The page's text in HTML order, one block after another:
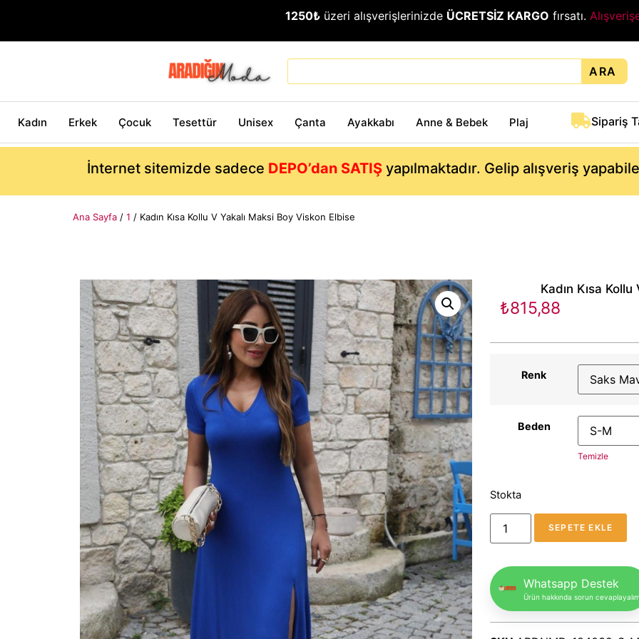
1250₺ üzeri alışverişlerinizde ÜCRETSİZ KARGO fırsatı.
ARA
Kadın Erkek Çocuk Tesettür Unisex Çanta Ayakkabı Anne & Bebek Plaj Sipariş
İnternet sitemizde sadece DEPO’dan SATIŞyapılmaktadır. Gelip alışveriş
Ana Sayfa / 1 / Kadın Kısa Kollu V Yakalı Maksi Boy Viskon Elbise
Kadın Kısa
₺815,88
Renk
Beden
Temizle
Stokta
SEPETE EKLE
Whatsapp Destek
Ürün hakkında sorun